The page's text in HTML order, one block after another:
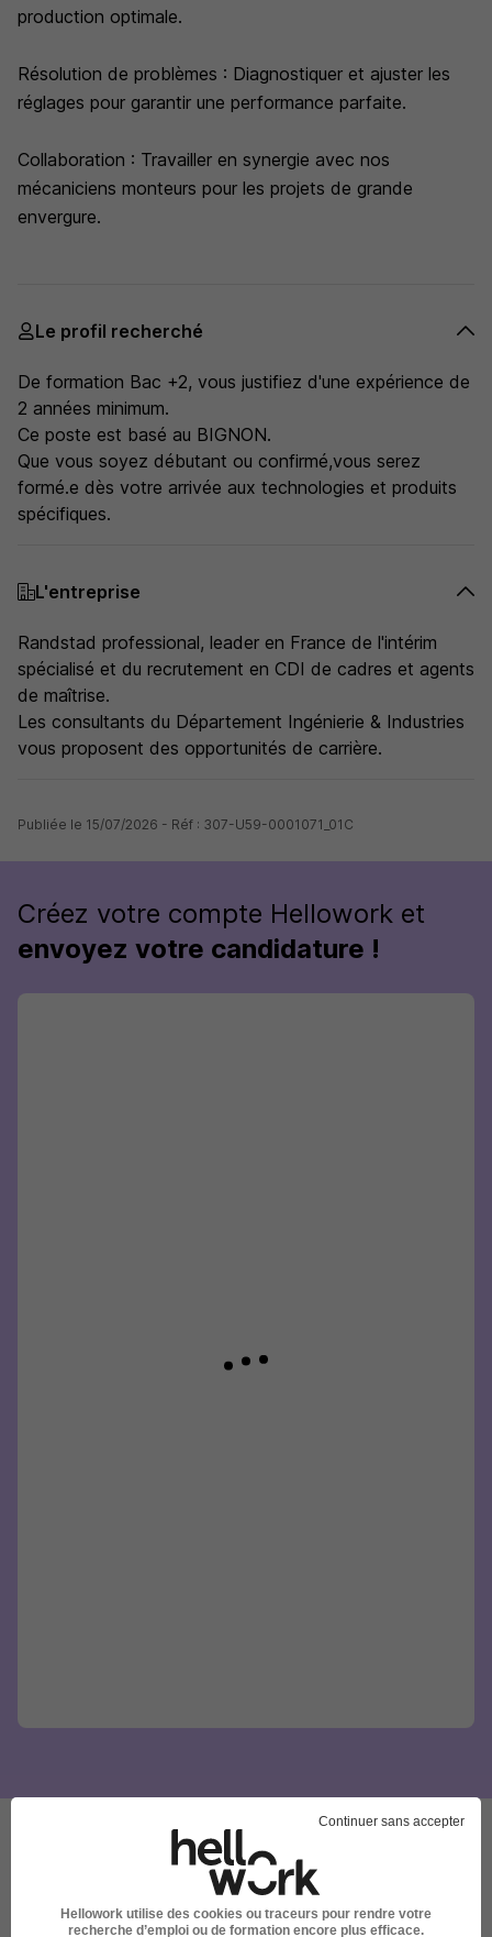
production optimale.
Résolution de problèmes : Diagnostiquer et ajuster les
réglages pour garantir une performance parfaite.
Collaboration : Travailler en synergie avec nos
mécaniciens monteurs pour les projets de grande
envergure.
Le profil recherché
De formation Bac +2, vous justifiez d'une expérience de
2 années minimum.
Ce poste est basé au BIGNON.
Que vous soyez débutant ou confirmé,vous serez
formé.e dès votre arrivée aux technologies et produits
spécifiques.
L'entreprise
Randstad professional, leader en France de l'intérim
spécialisé et du recrutement en CDI de cadres et agents
de maîtrise.
Les consultants du Département Ingénierie & Industries
vous proposent des opportunités de carrière.
Publiée le 15/07/2026 - Réf : 307-U59-0001071_01C
Créez votre compte Hellowork et
envoyez votre candidature !
Ces offres pourraient aussi
vous intéresser
Continuer sans accepter
Hellowork utilise des cookies ou traceurs pour rendre votre
recherche d’emploi ou de formation encore plus efficace.